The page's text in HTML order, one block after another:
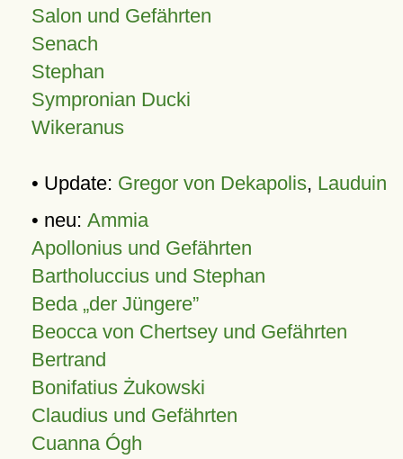
Salon und Gefährten
Senach
Stephan
Sympronian Ducki
Wikeranus
• Update: Gregor von Dekapolis, Lauduin
• neu: Ammia
Apollonius und Gefährten
Bartholuccius und Stephan
Beda „der Jüngere”
Beocca von Chertsey und Gefährten
Bertrand
Bonifatius Żukowski
Claudius und Gefährten
Cuanna Ógh